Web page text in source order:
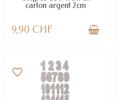
carton argent 2cm
9,90 CHF
favorite_border